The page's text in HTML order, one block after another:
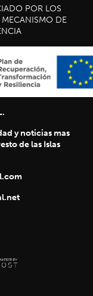
POR LOS
DE
y noticias mas
de las Islas